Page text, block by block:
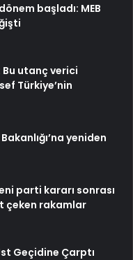
başladı: MEB
Bu utanç verici
Türkiye’nin
yeniden
parti kararı sonrası
çeken rakamlar
Geçidine Çarptı